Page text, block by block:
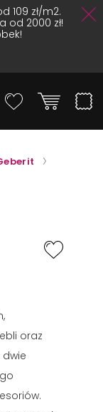
109 zł/m2.
od 2000 zł!
oraz